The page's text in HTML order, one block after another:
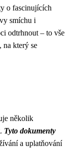
o fascinujících
smíchu i
odtrhnout – to vše
na který se
několik
Tyto dokumenty
a uplatňování